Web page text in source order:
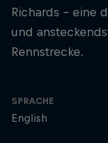
Richards - eine
und
Rennstrecke.
SPRACHE
English